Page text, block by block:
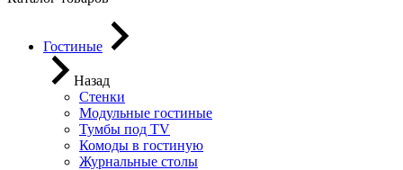
Гостиные
Назад
Стенки
Модульные гостиные
Тумбы под ТV
Комоды в гостиную
Журнальные столы